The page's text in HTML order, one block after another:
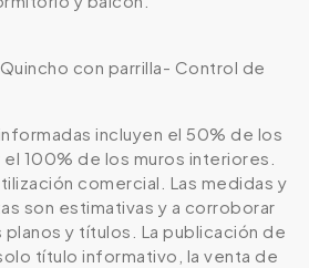
con parrilla- Control de
incluyen el 50% de los
100% de los muros interiores.
comercial. Las medidas y
son estimativas y a corroborar
y títulos. La publicación de
título informativo, la venta de